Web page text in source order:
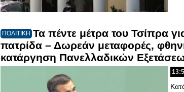
ΠΟΛΙΤΙΚΗ Τα πέντε μέτρα του Τσίπρα
πατρίδα – Δωρεάν μεταφορές,
κατάργηση Πανελλαδικών